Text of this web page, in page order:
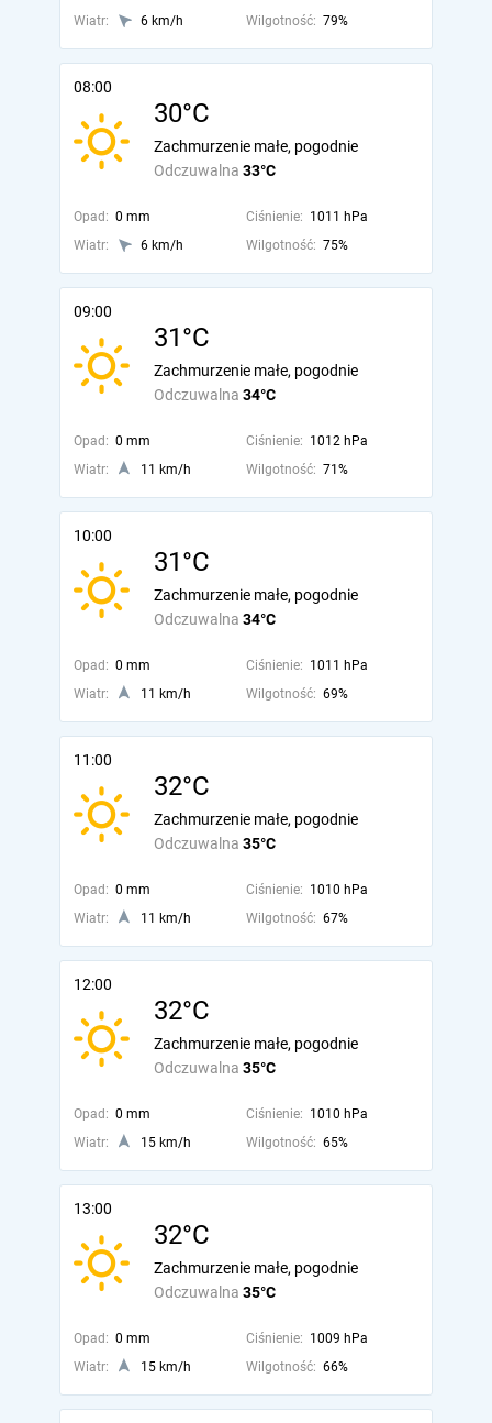
Wiatr: 6 km/h Wilgotność: 79%
08:00
30°C
Odczuwalna 33°C
Zachmurzenie małe, pogodnie
Opad: 0 mm Ciśnienie: 1011 hPa
Wiatr:
6 km/h Wilgotność: 75%
09:00
31°C
Odczuwalna 34°C
Zachmurzenie małe, pogodnie
Opad: 0 mm Ciśnienie: 1012 hPa
Wiatr:
11 km/h Wilgotność: 71%
10:00
31°C
Odczuwalna 34°C
Zachmurzenie małe, pogodnie
Opad: 0 mm Ciśnienie: 1011 hPa
Wiatr:
11 km/h Wilgotność: 69%
11:00
32°C
Odczuwalna 35°C
Zachmurzenie małe, pogodnie
Opad: 0 mm Ciśnienie: 1010 hPa
Wiatr:
11 km/h Wilgotność: 67%
12:00
32°C
Odczuwalna 35°C
Zachmurzenie małe, pogodnie
Opad: 0 mm Ciśnienie: 1010 hPa
Wiatr:
15 km/h Wilgotność: 65%
13:00
32°C
Odczuwalna 35°C
Zachmurzenie małe, pogodnie
Opad: 0 mm Ciśnienie: 1009 hPa
Wiatr:
15 km/h Wilgotność: 66%